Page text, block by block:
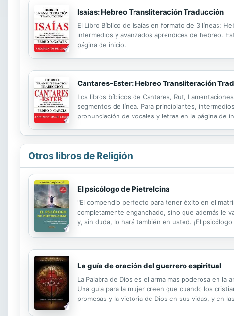
Isaías: Hebreo Transliteración Traducción
El Libro Bíblico de Isaías en formato de 3 líneas:
intermedios y avanzados aprendices de hebreo.
página de inicio.
Cantares-Ester: Hebreo Transliteración
Los libros bíblicos de Cantares, Rut,
segmentos de línea. Para principiantes,
pronunciación de vocales y letras en la página de
Otros libros de Religión
El psicólogo de Pietrelcina
"El compendio perfecto para tener éxito en el
completamente enganchado, sino que además le
y, sin duda, lo hará también en usted. ¡El
La guía de oración del guerrero espiritual
La Palabra de Dios es el arma mas poderosa en
Una guia para la mujer creen que cuando los
promesas y la victoria de Dios en sus vidas, y en